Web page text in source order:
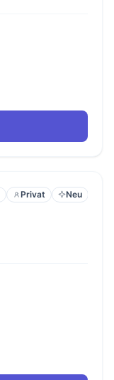
Privat Neu